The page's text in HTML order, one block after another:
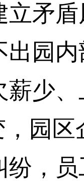
立矛
出园
薪少
，园
纷，